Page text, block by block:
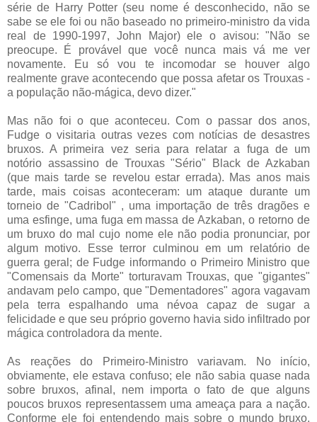
série de Harry Potter (seu nome é desconhecido, não se
sabe se ele foi ou não baseado no primeiro-ministro da vida
real de 1990-1997, John Major) ele o avisou: "Não se
preocupe. É provável que você nunca mais vá me ver
novamente. Eu só vou te incomodar se houver algo
realmente grave acontecendo que possa afetar os Trouxas -
a população não-mágica, devo dizer."
Mas não foi o que aconteceu. Com o passar dos anos,
Fudge o visitaria outras vezes com notícias de desastres
bruxos. A primeira vez seria para relatar a fuga de um
notório assassino de Trouxas "Sério" Black de Azkaban
(que mais tarde se revelou estar errada). Mas anos mais
tarde, mais coisas aconteceram: um ataque durante um
torneio de "Cadribol" , uma importação de três dragões e
uma esfinge, uma fuga em massa de Azkaban, o retorno de
um bruxo do mal cujo nome ele não podia pronunciar, por
algum motivo. Esse terror culminou em um relatório de
guerra geral; de Fudge informando o Primeiro Ministro que
"Comensais da Morte" torturavam Trouxas, que "gigantes"
andavam pelo campo, que "Dementadores" agora vagavam
pela terra espalhando uma névoa capaz de sugar a
felicidade e que seu próprio governo havia sido infiltrado por
mágica controladora da mente.
As reações do Primeiro-Ministro variavam. No início,
obviamente, ele estava confuso; ele não sabia quase nada
sobre bruxos, afinal, nem importa o fato de que alguns
poucos bruxos representassem uma ameaça para a nação.
Conforme ele foi entendendo mais sobre o mundo bruxo,